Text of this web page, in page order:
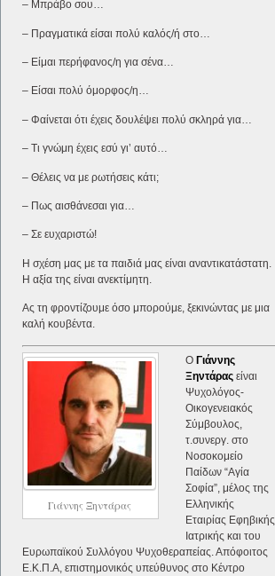
– Μπράβο σου…
– Πραγματικά είσαι πολύ καλός/ή στο…
– Είμαι περήφανος/η για σένα…
– Είσαι πολύ όμορφος/η…
– Φαίνεται ότι έχεις δουλέψει πολύ σκληρά για…
– Τι γνώμη έχεις εσύ γι’ αυτό…
– Θέλεις να με ρωτήσεις κάτι;
– Πως αισθάνεσαι για…
– Σε ευχαριστώ!
Η σχέση μας με τα παιδιά μας είναι αναντικατάστατη.
Η αξία της είναι ανεκτίμητη.
Ας τη φροντίζουμε όσο μπορούμε, ξεκινώντας με μια
καλή κουβέντα.
Γιάννης Ξηντάρας
Ο Γιάννης
Ξηντάρας είναι
Ψυχολόγος-
Οικογενειακός
Σύμβουλος,
τ.συνεργ. στο
Νοσοκομείο
Παίδων “Αγία
Σοφία”, μέλος της
Ελληνικής
Εταιρίας Εφηβικής
Ιατρικής και του
Ευρωπαϊκού Συλλόγου Ψυχοθεραπείας. Απόφοιτος
Ε.Κ.Π.Α, επιστημονικός υπεύθυνος στο Κέντρο